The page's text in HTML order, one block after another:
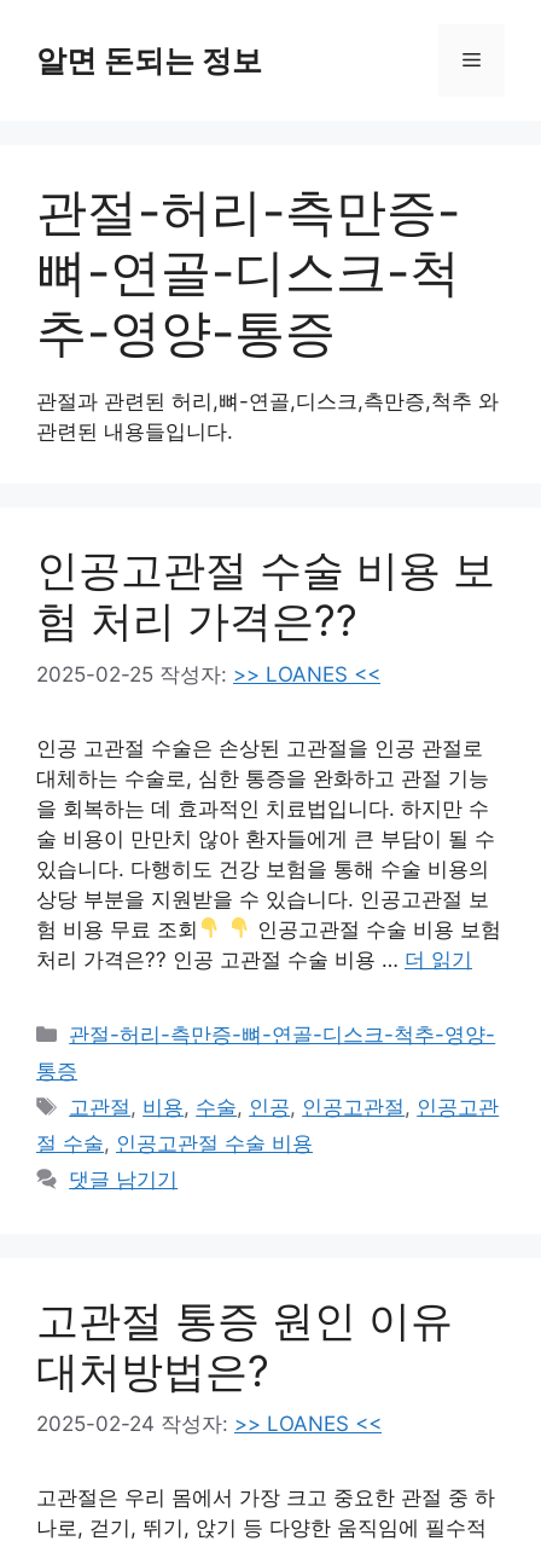
알면 돈되는 정보 메
관절-허리-측만증-
뼈-연골-디스크-척
추-영양-통증
관절과 관련된 허리,뼈-연골,디스크,측만증,척추 와
관련된 내용들입니다.
인공고관절 수술 비용 보
험 처리 가격은??
2025-02-25 작성자: >> LOANES <<
인공 고관절 수술은 손상된 고관절을 인공 관절로
대체하는 수술로, 심한 통증을 완화하고 관절 기능
을 회복하는 데 효과적인 치료법입니다. 하지만 수
술 비용이 만만치 않아 환자들에게 큰 부담이 될 수
있습니다. 다행히도 건강 보험을 통해 수술 비용의
상당 부분을 지원받을 수 있습니다. 인공고관절 보
험 비용 무료 조회
인공고관절 수술 비용 보험
처리 가격은?? 인공 고관절 수술 비용 … 더 읽기
카
테
고
리
관절-허리-측만증-뼈-연골-디스크-척추-영양-
통증
태
그
고관절 , 비용, 수술, 인공, 인공고관절 , 인공고관
절 수술, 인공고관절 수술 비용
댓글 남기기
고관절 통증 원인 이유
대처방법은?
2025-02-24 작성자: >> LOANES <<
고관절은 우리 몸에서 가장 크고 중요한 관절 중 하
나로, 걷기, 뛰기, 앉기 등 다양한 움직임에 필수적